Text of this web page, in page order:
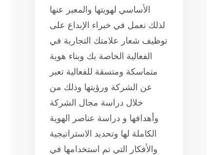
الأساسي لهويتها والمعبر عنها
لذلك نعمل في خبراء الإبداع على
توظيف شعار علامتك التجارية في
الفعالية الخاصة بك وبناء هوية
متماسكة ومتسقة للفعالية تعبر
عن الشركة ورؤيتها وذلك من
خلال دراسة مجال الشركة
وأهدافها و دراسة عناصر الهوية
الكاملة لها وتحديد الاستراتيجية
والأفكار التي تم استخدامها في